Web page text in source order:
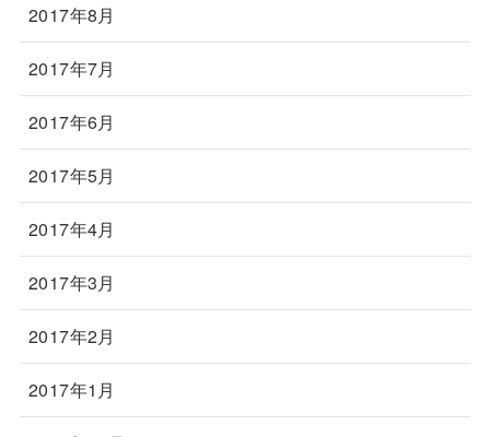
2017年8月
2017年7月
2017年6月
2017年5月
2017年4月
2017年3月
2017年2月
2017年1月